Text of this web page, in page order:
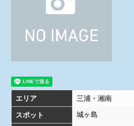
エリア 三浦・湘南
スポット 城ヶ島